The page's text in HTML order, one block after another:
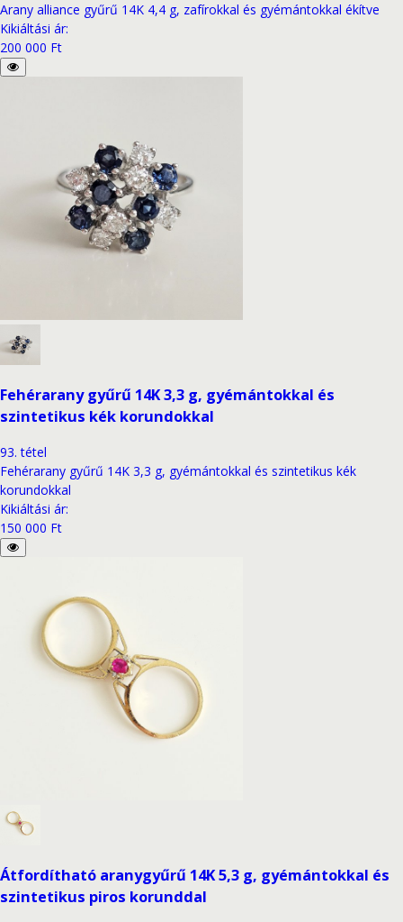
Arany alliance gyűrű 14K 4,4 g, zafírokkal és gyémántokkal ékítve
Kikiáltási ár:
200 000 Ft
Fehérarany gyűrű 14K 3,3 g, gyémántokkal és
szintetikus kék korundokkal
93. tétel
Fehérarany gyűrű 14K 3,3 g, gyémántokkal és szintetikus kék
korundokkal
Kikiáltási ár:
150 000 Ft
Átfordítható aranygyűrű 14K 5,3 g, gyémántokkal és
szintetikus piros korunddal